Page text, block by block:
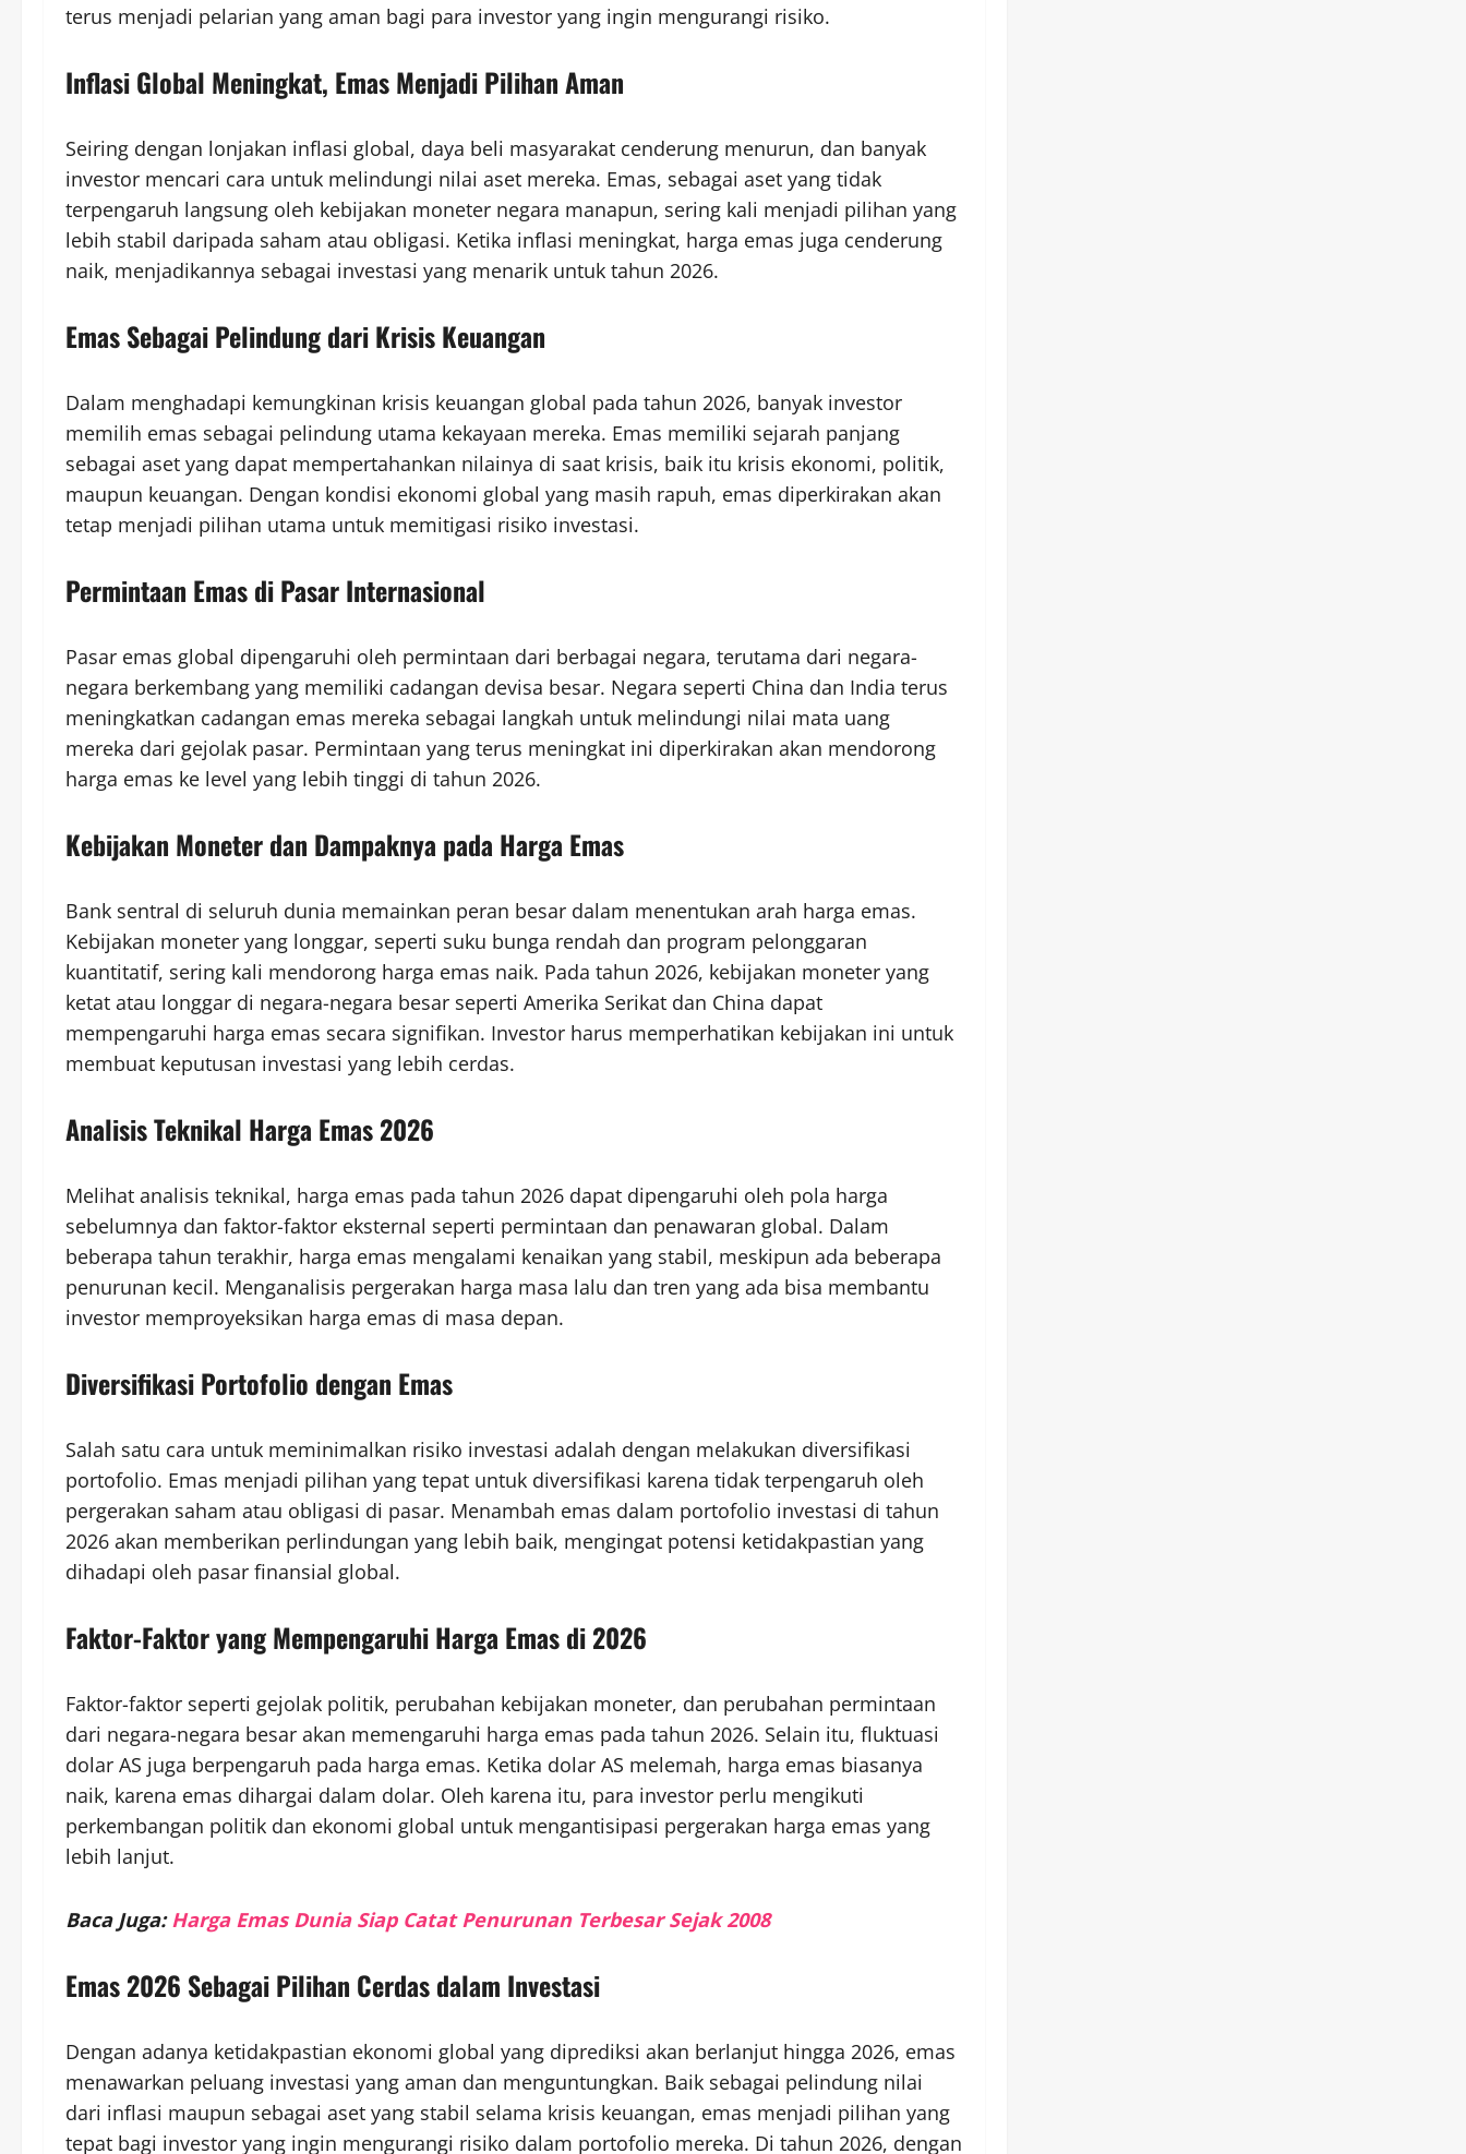
terus menjadi pelarian yang aman bagi para investor yang ingin mengurangi risiko.
Inflasi Global Meningkat, Emas Menjadi Pilihan Aman
Seiring dengan lonjakan inflasi global, daya beli masyarakat cenderung menurun, dan banyak
investor mencari cara untuk melindungi nilai aset mereka. Emas, sebagai aset yang tidak
terpengaruh langsung oleh kebijakan moneter negara manapun, sering kali menjadi pilihan yang
lebih stabil daripada saham atau obligasi. Ketika inflasi meningkat, harga emas juga cenderung
naik, menjadikannya sebagai investasi yang menarik untuk tahun 2026.
Emas Sebagai Pelindung dari Krisis Keuangan
Dalam menghadapi kemungkinan krisis keuangan global pada tahun 2026, banyak investor
memilih emas sebagai pelindung utama kekayaan mereka. Emas memiliki sejarah panjang
sebagai aset yang dapat mempertahankan nilainya di saat krisis, baik itu krisis ekonomi, politik,
maupun keuangan. Dengan kondisi ekonomi global yang masih rapuh, emas diperkirakan akan
tetap menjadi pilihan utama untuk memitigasi risiko investasi.
Permintaan Emas di Pasar Internasional
Pasar emas global dipengaruhi oleh permintaan dari berbagai negara, terutama dari negara-
negara berkembang yang memiliki cadangan devisa besar. Negara seperti China dan India terus
meningkatkan cadangan emas mereka sebagai langkah untuk melindungi nilai mata uang
mereka dari gejolak pasar. Permintaan yang terus meningkat ini diperkirakan akan mendorong
harga emas ke level yang lebih tinggi di tahun 2026.
Kebijakan Moneter dan Dampaknya pada Harga Emas
Bank sentral di seluruh dunia memainkan peran besar dalam menentukan arah harga emas.
Kebijakan moneter yang longgar, seperti suku bunga rendah dan program pelonggaran
kuantitatif, sering kali mendorong harga emas naik. Pada tahun 2026, kebijakan moneter yang
ketat atau longgar di negara-negara besar seperti Amerika Serikat dan China dapat
mempengaruhi harga emas secara signifikan. Investor harus memperhatikan kebijakan ini untuk
membuat keputusan investasi yang lebih cerdas.
Analisis Teknikal Harga Emas 2026
Melihat analisis teknikal, harga emas pada tahun 2026 dapat dipengaruhi oleh pola harga
sebelumnya dan faktor-faktor eksternal seperti permintaan dan penawaran global. Dalam
beberapa tahun terakhir, harga emas mengalami kenaikan yang stabil, meskipun ada beberapa
penurunan kecil. Menganalisis pergerakan harga masa lalu dan tren yang ada bisa membantu
investor memproyeksikan harga emas di masa depan.
Diversifikasi Portofolio dengan Emas
Salah satu cara untuk meminimalkan risiko investasi adalah dengan melakukan diversifikasi
portofolio. Emas menjadi pilihan yang tepat untuk diversifikasi karena tidak terpengaruh oleh
pergerakan saham atau obligasi di pasar. Menambah emas dalam portofolio investasi di tahun
2026 akan memberikan perlindungan yang lebih baik, mengingat potensi ketidakpastian yang
dihadapi oleh pasar finansial global.
Faktor-Faktor yang Mempengaruhi Harga Emas di 2026
Faktor-faktor seperti gejolak politik, perubahan kebijakan moneter, dan perubahan permintaan
dari negara-negara besar akan memengaruhi harga emas pada tahun 2026. Selain itu, fluktuasi
dolar AS juga berpengaruh pada harga emas. Ketika dolar AS melemah, harga emas biasanya
naik, karena emas dihargai dalam dolar. Oleh karena itu, para investor perlu mengikuti
perkembangan politik dan ekonomi global untuk mengantisipasi pergerakan harga emas yang
lebih lanjut.
Baca Juga: Harga Emas Dunia Siap Catat Penurunan Terbesar Sejak 2008
Emas 2026 Sebagai Pilihan Cerdas dalam Investasi
Dengan adanya ketidakpastian ekonomi global yang diprediksi akan berlanjut hingga 2026, emas
menawarkan peluang investasi yang aman dan menguntungkan. Baik sebagai pelindung nilai
dari inflasi maupun sebagai aset yang stabil selama krisis keuangan, emas menjadi pilihan yang
tepat bagi investor yang ingin mengurangi risiko dalam portofolio mereka. Di tahun 2026, dengan